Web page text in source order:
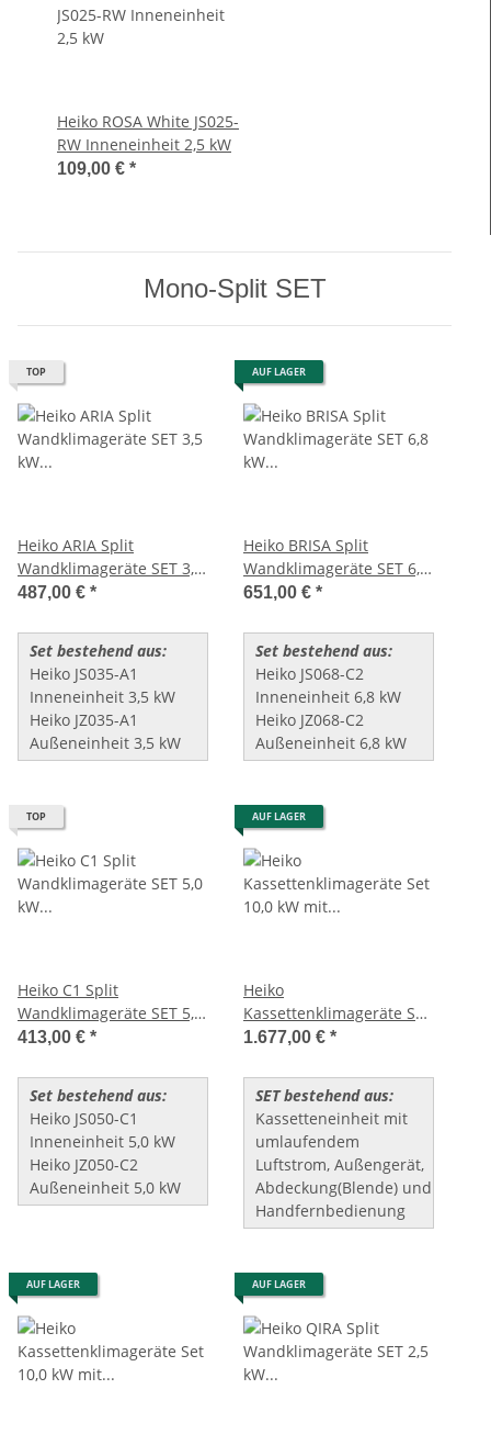
Heiko ROSA White JS025-
RW Inneneinheit 2,5 kW
109,00 € *
Mono-Split SET
TOP
Heiko ARIA Split
Wandklimageräte SET 3,5
kW (JS035-A1/JZ035-A1)
487,00 € *
Set bestehend aus:
Heiko JS035-A1
Inneneinheit 3,5 kW
Heiko JZ035-A1
Außeneinheit 3,5 kW
AUF LAGER
Heiko BRISA Split
Wandklimageräte SET 6,8
kW (JS068-C2/JZ068-C2)
651,00 € *
Set bestehend aus:
Heiko JS068-C2
Inneneinheit 6,8 kW
Heiko JZ068-C2
Außeneinheit 6,8 kW
TOP
Heiko C1 Split
Wandklimageräte SET 5,0
kW (JS050-C1/JZ050-C1)
413,00 € *
Set bestehend aus:
Heiko JS050-C1
Inneneinheit 5,0 kW
Heiko JZ050-C2
Außeneinheit 5,0 kW
AUF LAGER
Heiko
Kassettenklimageräte Set
10,0 kW mit
1.677,00 € *
SET bestehend aus:
Kassetteneinheit mit
umlaufendem
Luftstrom, Außengerät,
Abdeckung(Blende) und
Handfernbedienung
AUF LAGER AUF LAGER